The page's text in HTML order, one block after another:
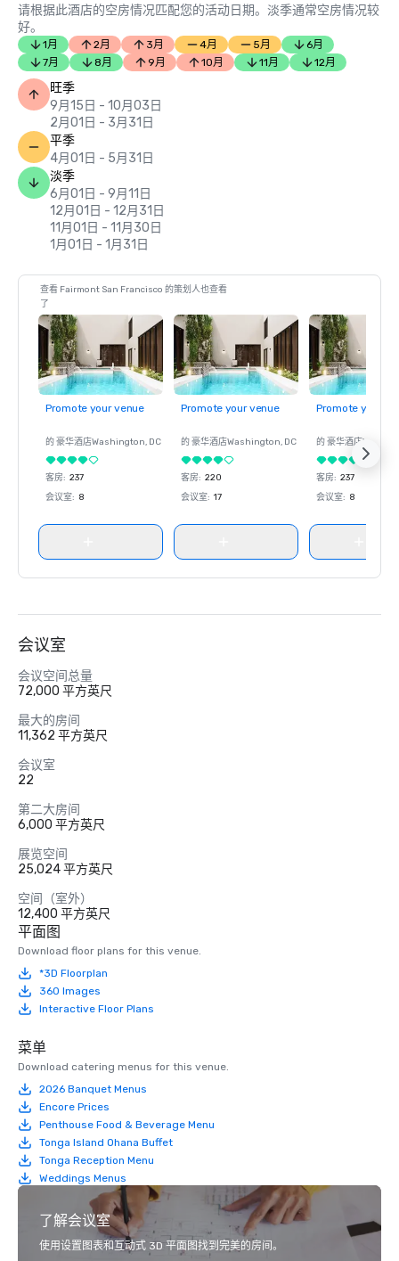
请根据此酒店的空房情况匹配您的活动日期。淡季通常空房情况较
好。
1月 2月 3月 4月 5月
6月
7月
8月 9月 10月 11月 12月
旺季
9月15日 - 10月03日
2月01日 - 3月31日
平季
4月01日 - 5月31日
淡季
6月01日 - 9月11日
12月01日 - 12月31日
11月01日 - 11月30日
1月01日 - 1月31日
查看 Fairmont San Francisco 的策划人也查看
了
Promote your venue
的 豪华酒店Washington, DC
客房: 237
会议室: 8
Promote your venue
的 豪华酒店Washington, DC
客房: 220
会议室: 17
Promote your
的 豪华酒店
客房: 237
会议室: 8
会议室
会议空间总量
72,000 平方英尺
最大的房间
11,362 平方英尺
会议室
22
第二大房间
6,000 平方英尺
展览空间
25,024 平方英尺
空间（室外）
12,400 平方英尺
平面图
Download floor plans for this venue.
*3D Floorplan
360 Images
Interactive Floor Plans
菜单
Download catering menus for this venue.
2026 Banquet Menus
Encore Prices
Penthouse Food & Beverage Menu
Tonga Island Ohana Buffet
Tonga Reception Menu
Weddings Menus
了解会议室
使用设置图表和互动式 3D 平面图找到完美的房间。